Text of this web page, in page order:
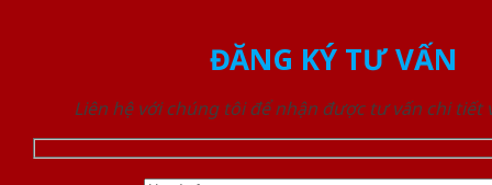
ĐĂNG KÝ TƯ VẤN
Liên hệ với chúng tôi để nhận được tư vấn chi tiết